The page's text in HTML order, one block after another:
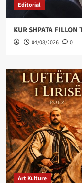
Editorial
KUR SHPATA FILLON
04/08/2026 0
Art Kulture